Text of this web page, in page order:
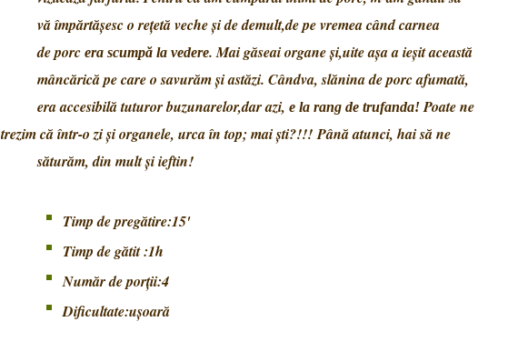
vă împărtăşesc o reţetă veche şi de demult,de pe vremea când carnea
de porc era scumpă la vedere. Mai găseai organe şi,uite aşa a ieşit această
mâncărică pe care o savurăm şi astăzi. Cândva, slănina de porc afumată,
era accesibilă tuturor buzunarelor,dar azi, e la rang de trufanda! Poate ne
trezim că într-o zi şi organele, urca în top; mai şti?!!! Până atunci, hai să ne
săturăm, din mult şi ieftin!
Timp de pregătire:15'
Timp de gătit :1h
Număr de porţii:4
Dificultate:uşoară